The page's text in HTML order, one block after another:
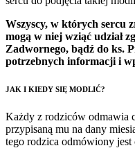
Wszyscy, w których sercu
mogą w niej wziąć udział
Zadwornego, bądź do ks.
potrzebnych informacji i
JAK I KIEDY SIĘ MODLIĆ?
Każdy z rodziców odmawia
przypisaną mu na dany
tego rodzica odmówiony jest